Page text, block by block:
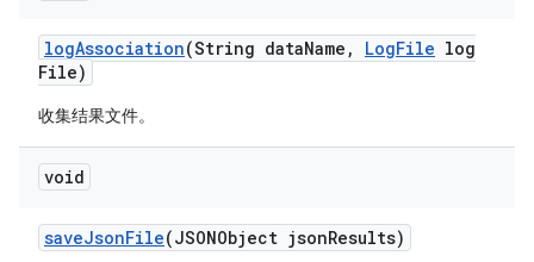
logAssociation(String dataName , LogFile log
File)
收集结果文件。
void
saveJsonFile(JSONObject jsonResults)